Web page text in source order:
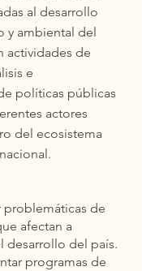
al desarrollo
y ambiental del
actividades de
e
políticas públicas
actores
del ecosistema
problemáticas de
afectan a
desarrollo del país.
programas de